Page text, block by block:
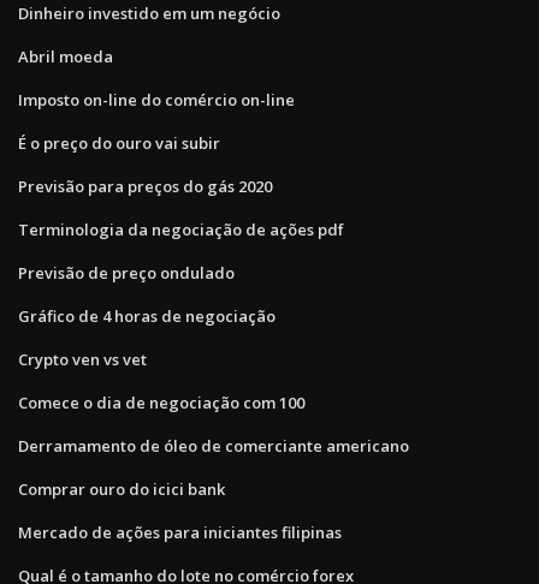
Dinheiro investido em um negócio
Abril moeda
Imposto on-line do comércio on-line
É o preço do ouro vai subir
Previsão para preços do gás 2020
Terminologia da negociação de ações pdf
Previsão de preço ondulado
Gráfico de 4 horas de negociação
Crypto ven vs vet
Comece o dia de negociação com 100
Derramamento de óleo de comerciante americano
Comprar ouro do icici bank
Mercado de ações para iniciantes filipinas
Qual é o tamanho do lote no comércio forex